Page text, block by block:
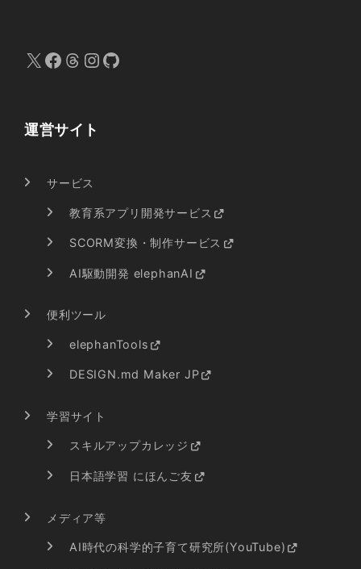
X Facebook Threads InstagramGitHub
運営サイト
サービス
教育系アプリ開発サービス
SCORM変換・制作サービス
AI駆動開発 elephanAI
便利ツール
elephanTools
DESIGN.md Maker JP
学習サイト
スキルアップカレッジ
日本語学習 にほんご友
メディア等
AI時代の科学的子育て研究所(YouTube)